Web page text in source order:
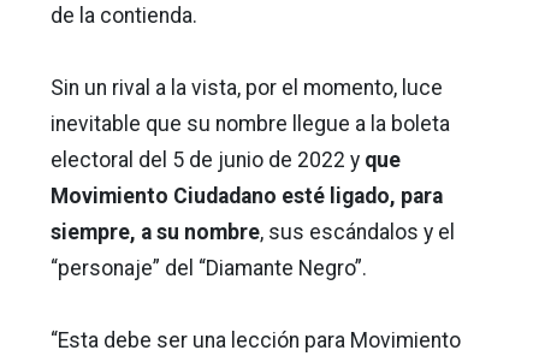
de la contienda.
Sin un rival a la vista, por el momento, luce
inevitable que su nombre llegue a la boleta
electoral del 5 de junio de 2022 y que
Movimiento Ciudadano esté ligado, para
siempre, a su nombre, sus escándalos y el
“personaje” del “Diamante Negro”.
“Esta debe ser una lección para Movimiento